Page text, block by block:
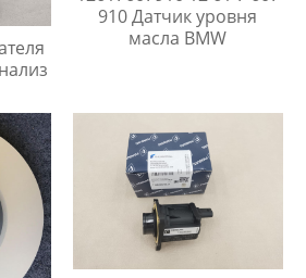
910 Датчик уровня
масла BMW